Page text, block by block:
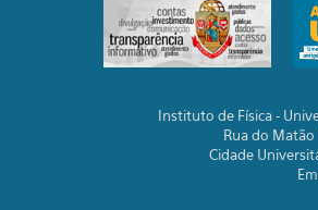
Instituto de Física -
Rua do Matão
Cidade